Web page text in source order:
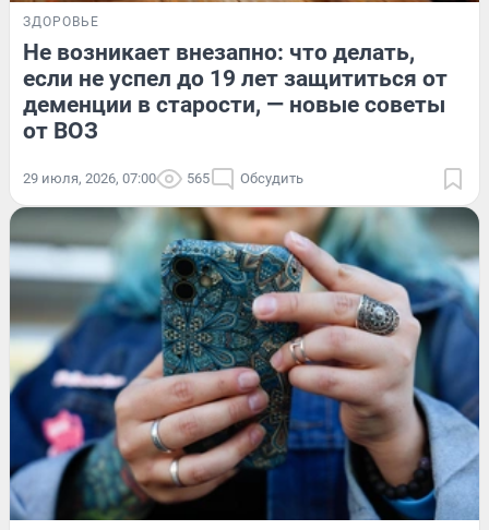
ЗДОРОВЬЕ
Не возникает внезапно: что делать,
если не успел до 19 лет защититься от
деменции в старости, — новые советы
от ВОЗ
29 июля, 2026, 07:00 565 Обсудить